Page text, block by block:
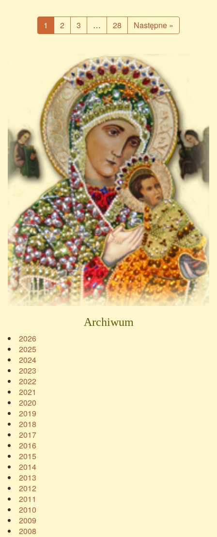
1 2 3 … 28 Następne »
Archiwum
2026
2025
2024
2023
2022
2021
2020
2019
2018
2017
2016
2015
2014
2013
2012
2011
2010
2009
2008